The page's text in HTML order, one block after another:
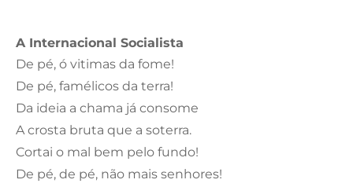
A Internacional Socialista
De pé, ó vitimas da fome!
De pé, famélicos da terra!
Da ideia a chama já consome
A crosta bruta que a soterra.
Cortai o mal bem pelo fundo!
De pé, de pé, não mais senhores!